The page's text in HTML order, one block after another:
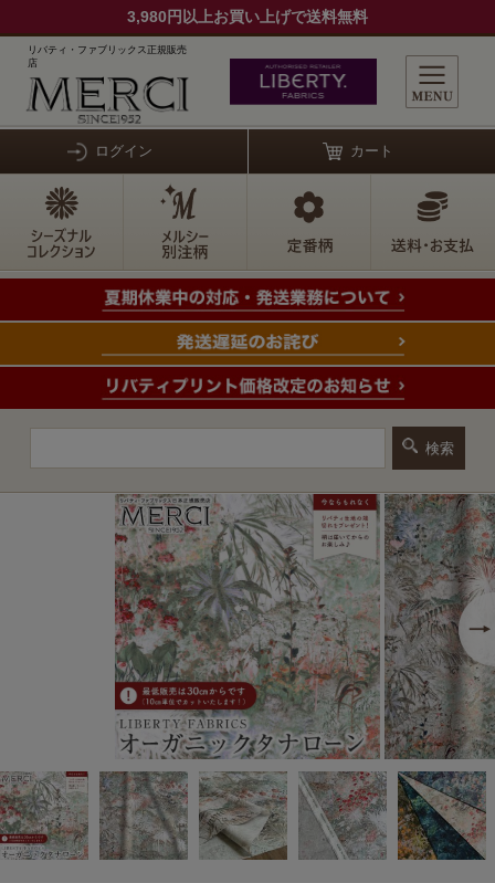
3,980円以上お買い上げで送料無料
リバティ・ファブリックス正規販売
店
ログイン カート